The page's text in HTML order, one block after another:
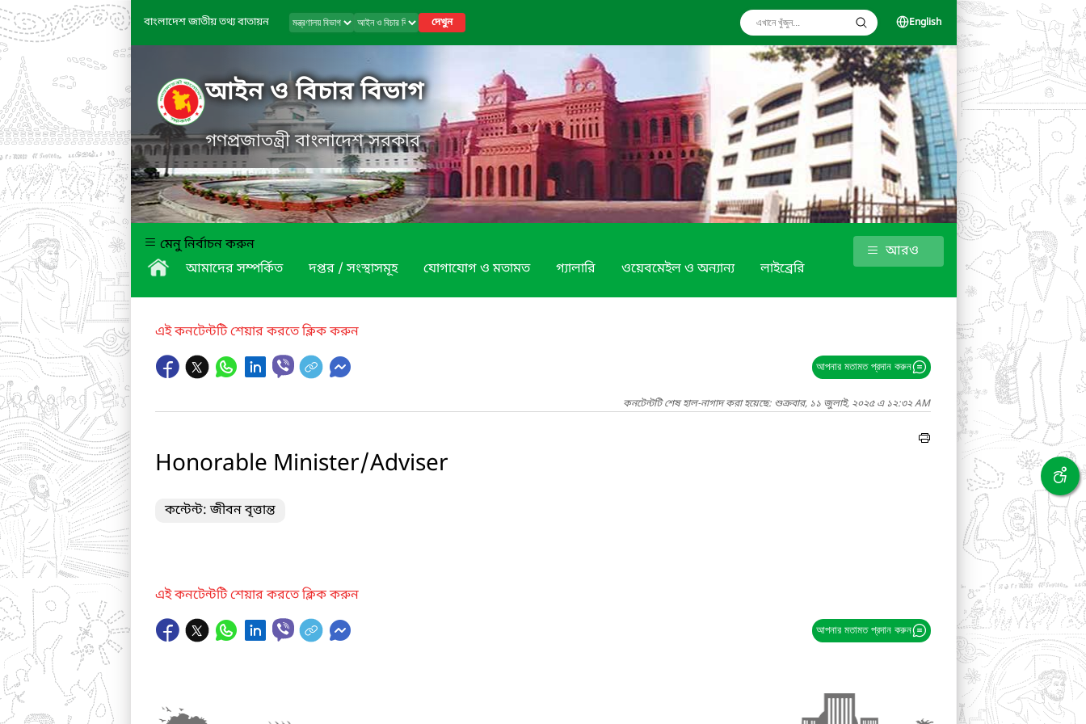
বাংলাদেশ জাতীয় তথ্য বাতায়ন দেখুন English
আইন ও বিচার বিভাগ
গণপ্রজাতন্ত্রী বাংলাদেশ সরকার
মেনু নির্বাচন করুন
আমাদের সম্পর্কিত
দপ্তর / সংস্থাসমূহ যোগাযোগ ও মতামত গ্যালারি ওয়েবমেইল ও অন্যান্য লাইব্রেরি
আরও
এই কনটেন্টটি শেয়ার করতে ক্লিক করুন
আপনার মতামত প্রদান করুন
কনটেন্টটি শেষ হাল-নাগাদ করা হয়েছে: শুক্রবার, ১১ জুলাই, ২০২৫ এ ১২:৩২ AM
Honorable Minister/Adviser
কন্টেন্ট: জীবন বৃত্তান্ত
এই কনটেন্টটি শেয়ার করতে ক্লিক করুন
আপনার মতামত প্রদান করুন